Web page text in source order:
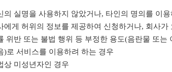
의 실명을 사용하지 않았거나, 타인의 명의를 이
에게 허위의 정보를 제공하여 신청하거나, 회사
위반 또는 불법 행위 등 부정한 용도(음란물 또는
)로 서비스를 이용하려 하는 경우
상 미성년자인 경우